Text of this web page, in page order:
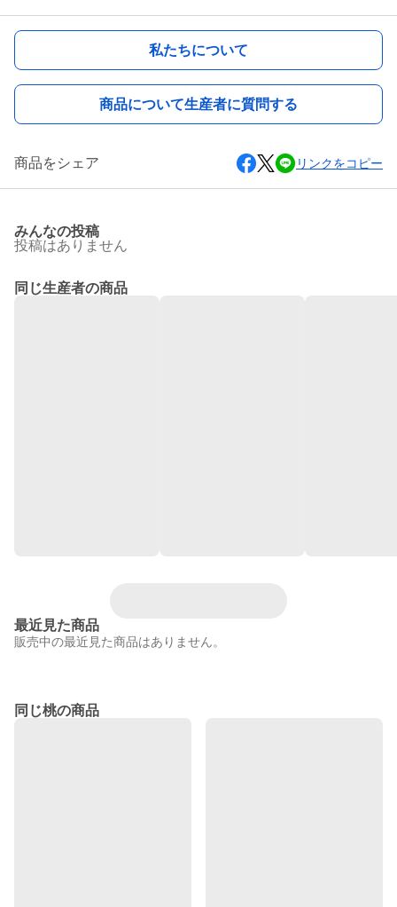
私たちについて
商品について生産者に質問する
商品をシェア リンクをコピー
みんなの投稿
投稿はありません
同じ生産者の商品
最近見た商品
販売中の最近見た商品はありません。
同じ桃の商品